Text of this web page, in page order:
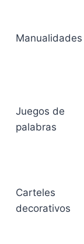
Manualidades
Juegos de
palabras
Carteles
decorativos